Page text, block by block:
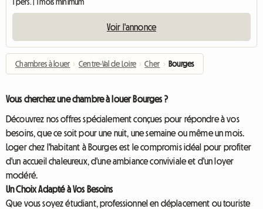
1 pers. | 1 mois minimum
Voir l'annonce
Chambres à louer › Centre-Val de Loire › Cher › Bourges
Vous cherchez une chambre à louer Bourges ?
Découvrez nos offres spécialement conçues pour répondre à vos
besoins, que ce soit pour une nuit, une semaine ou même un mois.
Loger chez l'habitant à Bourges est le compromis idéal pour profiter
d'un accueil chaleureux, d'une ambiance conviviale et d'un loyer
modéré.
Un Choix Adapté à Vos Besoins
Que vous soyez étudiant, professionnel en déplacement ou touriste